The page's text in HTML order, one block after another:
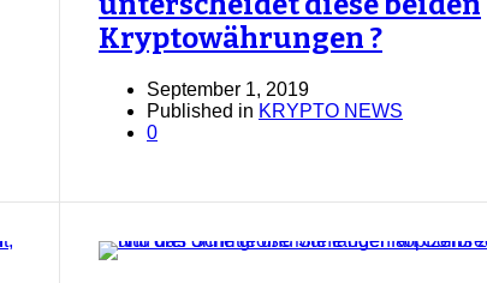
Kryptowährungen ?
September 1, 2019
Published in KRYPTO NEWS
0